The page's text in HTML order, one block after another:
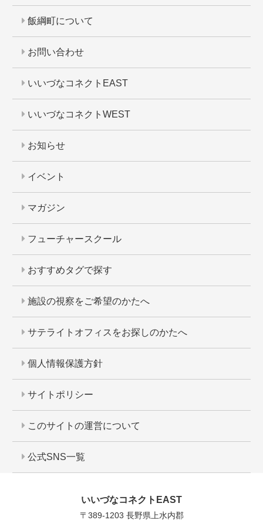
飯綱町について
お問い合わせ
いいづなコネクトEAST
いいづなコネクトWEST
お知らせ
イベント
マガジン
フューチャースクール
おすすめタグで探す
施設の視察をご希望のかたへ
サテライトオフィスをお探しのかたへ
個人情報保護方針
サイトポリシー
このサイトの運営について
公式SNS一覧
いいづなコネクトEAST
〒389-1203 長野県上水内郡